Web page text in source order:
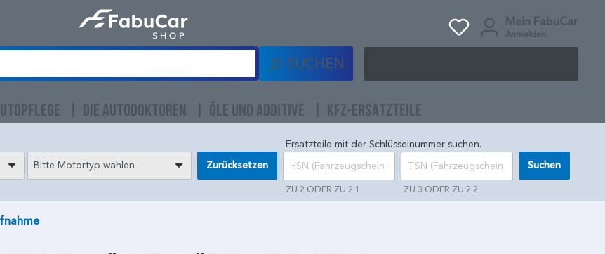
Mein FabuCar
Anmelden
SUCHEN
DIE AUTODOKTOREN ÖLE UND ADDITIVE KFZ-ERSATZTEILE
Bitte Motortyp wählen Zurücksetzen
Ersatzteile mit der Schlüsselnummer suchen.
ZU 2 ODER ZU 2.1 ZU 3 ODER ZU 2.2
Suchen